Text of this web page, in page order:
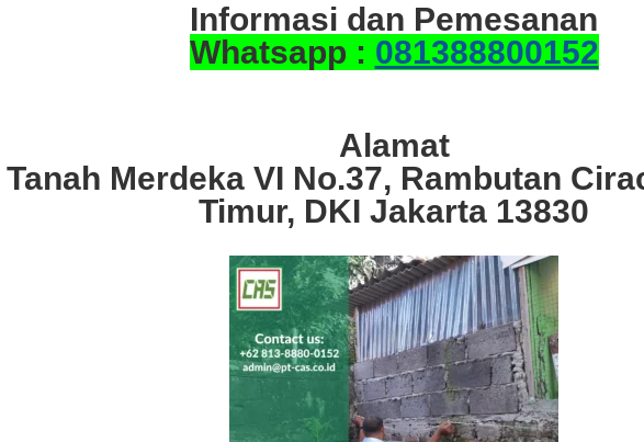
Informasi dan Pemesanan
Whatsapp : 081388800152
Alamat
Merdeka VI No.37, Rambutan
Timur, DKI Jakarta 13830